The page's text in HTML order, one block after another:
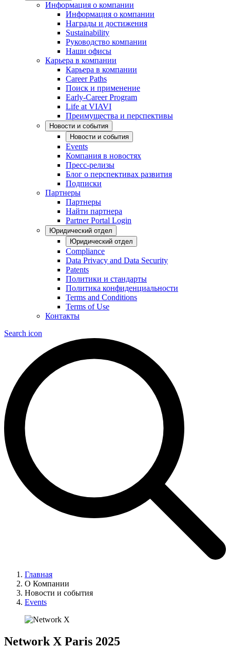
Информация о компании
Информация о компании
Награды и достижения
Sustainability
Руководство компании
Наши офисы
Карьера в компании
Карьера в компании
Career Paths
Поиск и применение
Early-Career Program
Life at VIAVI
Преимущества и перспективы
Новости и события
Новости и события
Events
Компания в новостях
Пресс-релизы
Блог о перспективах развития
Подписки
Партнеры
Партнеры
Найти партнера
Partner Portal Login
Юридический отдел
Юридический отдел
Compliance
Data Privacy and Data Security
Patents
Политики и стандарты
Политика конфиденциальности
Terms and Conditions
Terms of Use
Контакты
Search icon
Главная
О Компании
Новости и события
Events
Network X Paris 2025